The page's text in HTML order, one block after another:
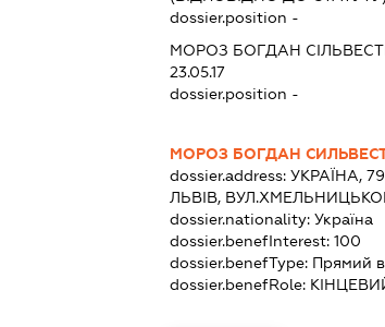
dossier.position -
МОРОЗ БОГДАН
23.05.17
dossier.position -
МОРОЗ БОГДАН
dossier.address:УКРАЇНА,
ЛЬВІВ,
dossier.nationality:Україна
dossier.benefInterest:100
dossier.benefType: Прямий
dossier.benefRole: